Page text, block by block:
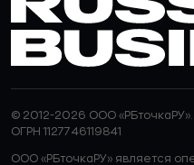
© 2012-2026 ООО
ОГРН 1127746119841
ООО «РБточкаРУ» является